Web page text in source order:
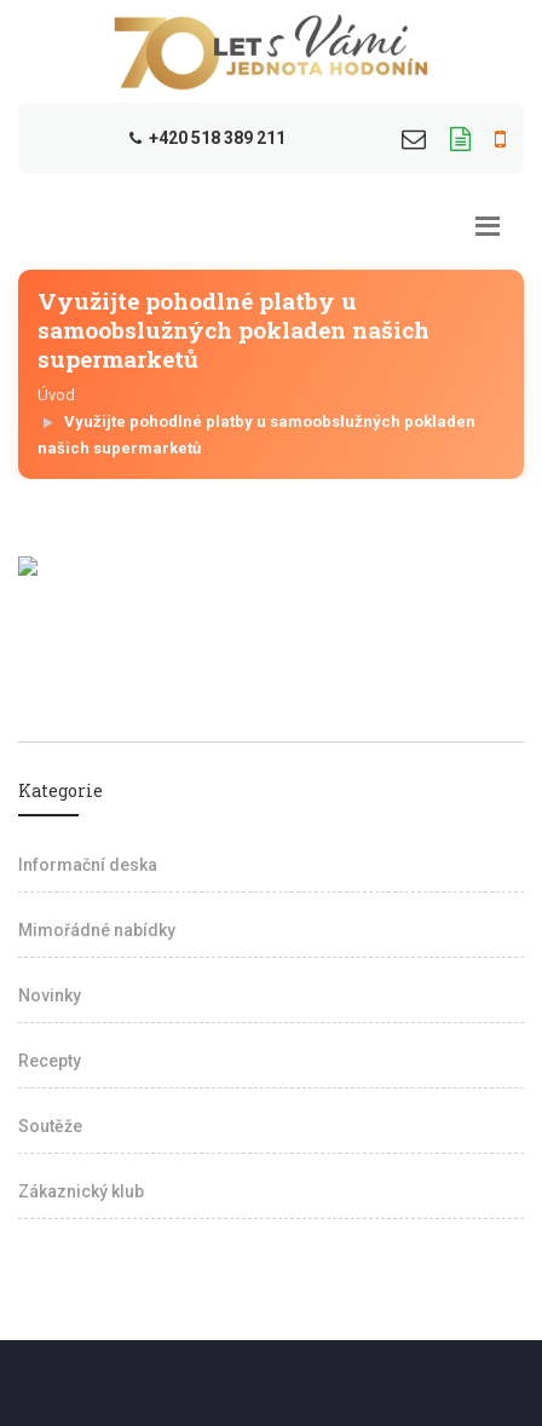
+420 518 389 211
Využijte pohodlné platby u
samoobslužných pokladen našich
supermarketů
Úvod
Využijte pohodlné platby u samoobslužných pokladen
našich supermarketů
Kategorie
Informační deska
Mimořádné nabídky
Novinky
Recepty
Soutěže
Zákaznický klub